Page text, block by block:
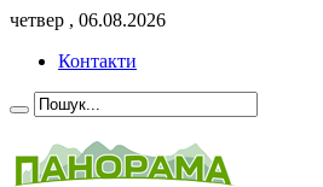
четвер , 06.08.2026
Контакти